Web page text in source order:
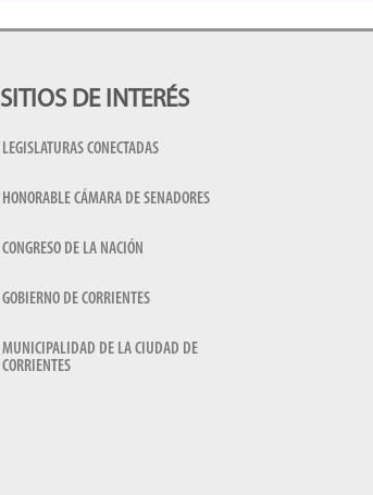
SITIOS DE INTERÉS
LEGISLATURAS CONECTADAS
HONORABLE CÁMARA DE SENADORES
CONGRESO DE LA NACIÓN
GOBIERNO DE CORRIENTES
MUNICIPALIDAD DE LA CIUDAD DE
CORRIENTES